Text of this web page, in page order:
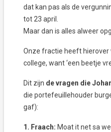
dat kan pas als de
tot 23 april.
Maar dan is alles alweer
Onze fractie heeft hierover
college, want ‘een beetje
Dit zijn de vragen die
die portefeuillehouder
gaf):
1. Fraach: Moat it net sa